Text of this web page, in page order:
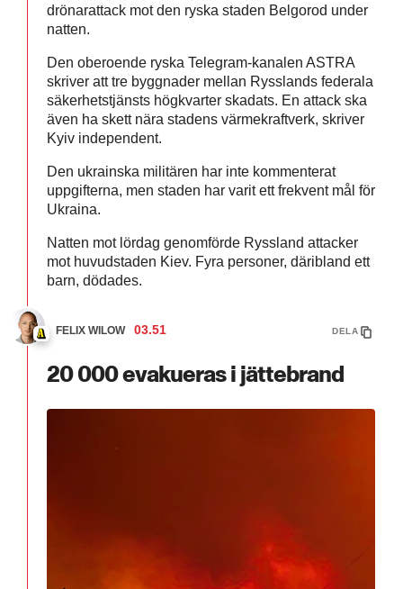
drönarattack mot den ryska staden Belgorod under
natten.
Den oberoende ryska Telegram-kanalen ASTRA
skriver att tre byggnader mellan Rysslands federala
säkerhetstjänsts högkvarter skadats. En attack ska
även ha skett nära stadens värmekraftverk, skriver
Kyiv independent.
Den ukrainska militären har inte kommenterat
uppgifterna, men staden har varit ett frekvent mål för
Ukraina.
Natten mot lördag genomförde Ryssland attacker
mot huvudstaden Kiev. Fyra personer, däribland ett
barn, dödades.
FELIX WILOW 03.51 DELA
20 000 evakueras i jättebrand